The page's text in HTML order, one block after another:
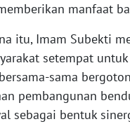
manfaat
itu, Imam Subekti
setempat
sama
pembangunan
sebagai bentuk